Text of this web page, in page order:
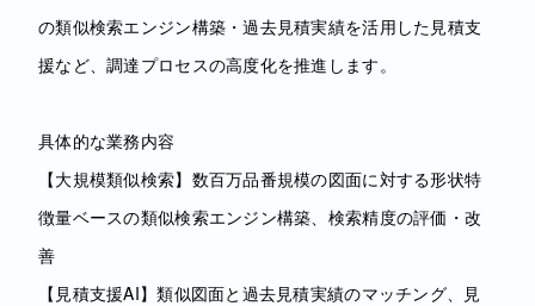
の類似検索エンジン構築・過去見積実績を活用した見積支
援など、調達プロセスの高度化を推進します。
具体的な業務内容
【大規模類似検索】数百万品番規模の図面に対する形状特
徴量ベースの類似検索エンジン構築、検索精度の評価・改
善
【見積支援AI】類似図面と過去見積実績のマッチング、見